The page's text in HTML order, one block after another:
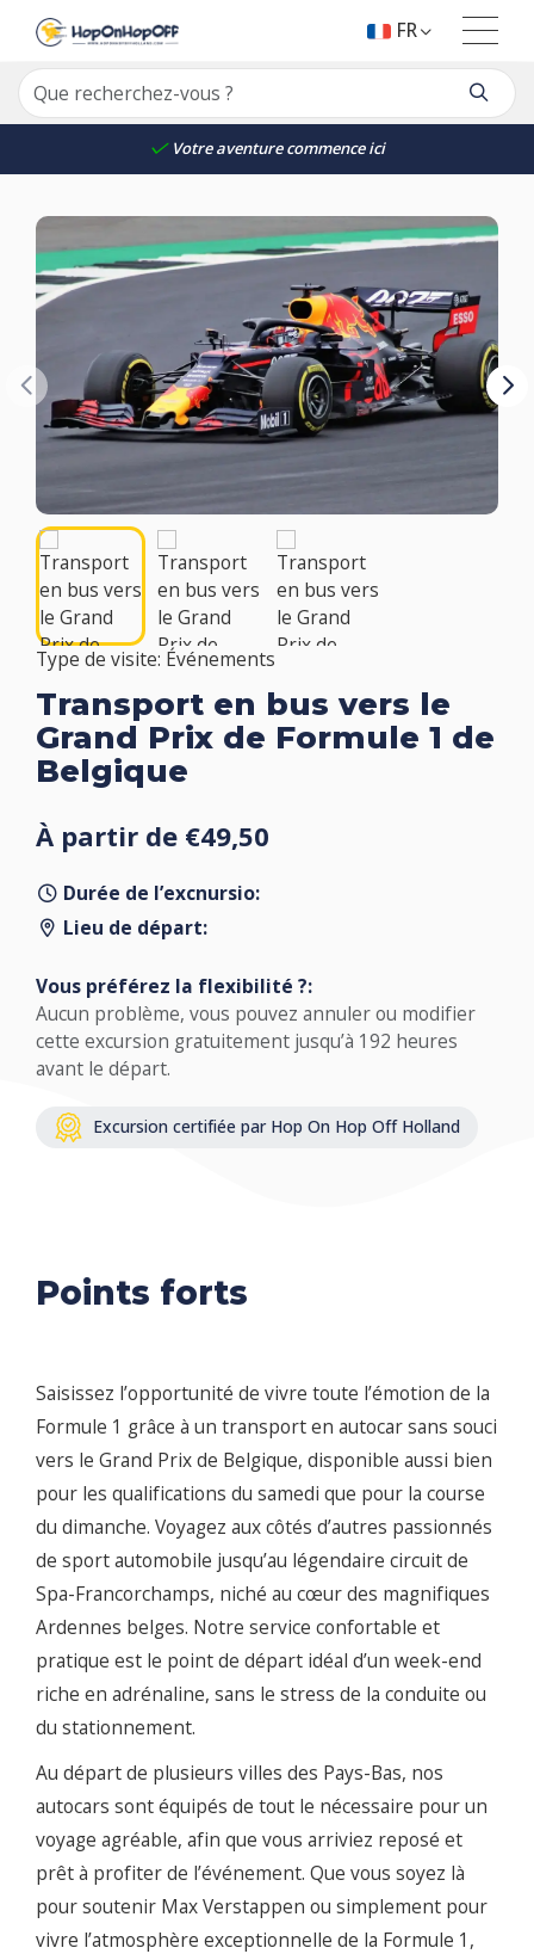
Votre aventure commence ici
FR
Type de visite: Événements
Transport en bus vers le
Grand Prix de Formule 1 de
Belgique
À partir de €49,50
Durée de l’excnursio:
Lieu de départ:
Vous préférez la flexibilité ?:
Aucun problème, vous pouvez annuler ou modifier
cette excursion gratuitement jusqu’à 192 heures
avant le départ.
Excursion certifiée par Hop On Hop Off Holland
Points forts
Saisissez l’opportunité de vivre toute l’émotion de la
Formule 1 grâce à un transport en autocar sans souci
vers le Grand Prix de Belgique, disponible aussi bien
pour les qualifications du samedi que pour la course
du dimanche. Voyagez aux côtés d’autres passionnés
de sport automobile jusqu’au légendaire circuit de
Spa-Francorchamps, niché au cœur des magnifiques
Ardennes belges. Notre service confortable et
pratique est le point de départ idéal d’un week-end
riche en adrénaline, sans le stress de la conduite ou
du stationnement.
Au départ de plusieurs villes des Pays-Bas, nos
autocars sont équipés de tout le nécessaire pour un
voyage agréable, afin que vous arriviez reposé et
prêt à profiter de l’événement. Que vous soyez là
pour soutenir Max Verstappen ou simplement pour
vivre l’atmosphère exceptionnelle de la Formule 1,